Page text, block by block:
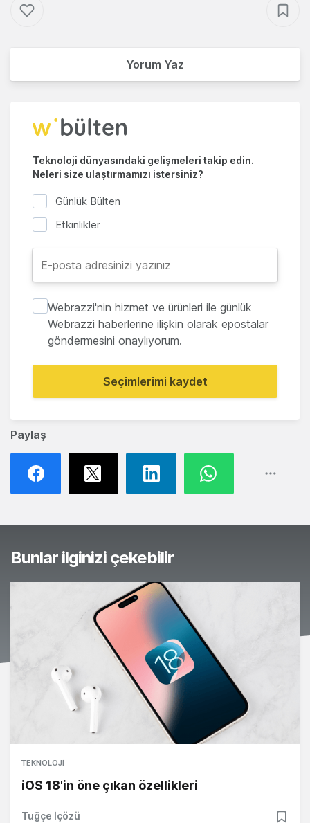
Paylaş
Yorum Yaz
Teknoloji dünyasındaki gelişmeleri takip edin.
Neleri size ulaştırmamızı istersiniz?
Günlük Bülten
Etkinlikler
Webrazzi'nin hizmet ve ürünleri ile günlük
Webrazzi haberlerine ilişkin olarak epostalar
göndermesini onaylıyorum.
Seçimlerimi kaydet
Bunlar ilginizi çekebilir
TEKNOLOJI
iOS 18'in öne çıkan özellikleri
Tuğçe İçözü